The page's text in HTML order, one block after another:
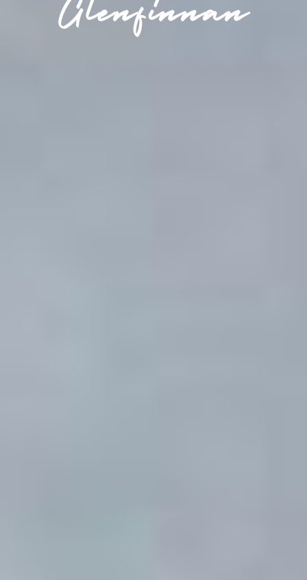
Glenfinnan